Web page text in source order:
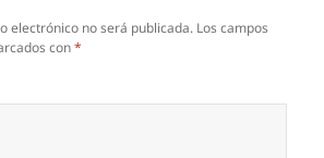
electrónico no será publicada. Los campos
con*